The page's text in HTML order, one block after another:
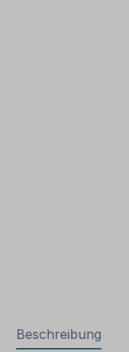
Beschreibung